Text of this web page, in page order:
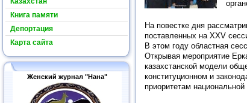
Книга памяти
Депортация
Карта сайта
Женский журнал "Нана"
На повестке дня
поставленных на XXV
В этом году областная
Открывая мероприятие
казахстанской модели
конституционном и
приоритетам национальной